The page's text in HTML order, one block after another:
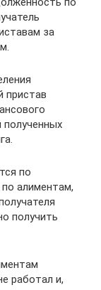
за
пристав
полученных
по
алиментам,
получить
работал и,